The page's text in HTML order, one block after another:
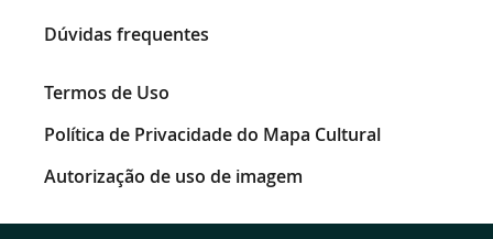
Dúvidas frequentes
Termos de Uso
Política de Privacidade do Mapa Cultural
Autorização de uso de imagem